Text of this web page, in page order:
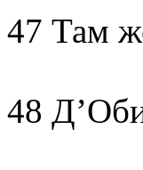
47 Там
48